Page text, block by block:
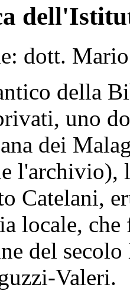
dott.
della
uno
dei
Catelani,
locale,
del
Valeri.